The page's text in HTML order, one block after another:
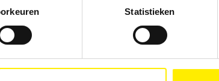
kies dan voor ‘Alles toestaan’. Via ‘Selectie
kunt je keuze achteraf altijd aanpassen of
Statistieken
nieuwsbrieven of promoties waarvoor je
weten welke producten populair zijn en